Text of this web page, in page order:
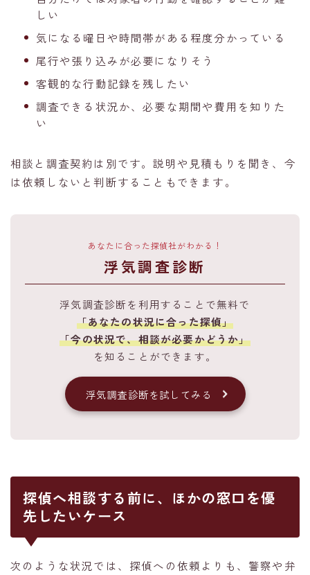
しい
気になる曜日や時間帯がある程度分かっている
尾行や張り込みが必要になりそう
客観的な行動記録を残したい
調査できる状況か、必要な期間や費用を知りた
い
相談と調査契約は別です。説明や見積もりを聞き、今
は依頼しないと判断することもできます。
あなたに合った探偵社がわかる！
浮気調査診断
浮気調査診断を利用することで無料で
「あなたの状況に合った探偵」
「今の状況で、相談が必要かどうか」
を知ることができます。
浮気調査診断を試してみる
探偵へ相談する前に、ほかの窓口を優
先したいケース
次のような状況では、探偵への依頼よりも、警察や弁